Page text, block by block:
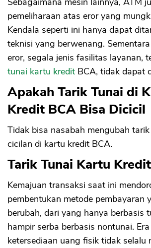
pemeliharaan atas eror yang
Kendala seperti ini hanya dapat
teknisi yang berwenang.
eror, segala jenis fasilitas layanan,
tunai kartu kredit BCA, tidak dapat
Apakah Tarik Tunai di
Kredit BCA Bisa Dicicil
Tidak bisa nasabah mengubah
cicilan di kartu kredit BCA.
Tarik Tunai Kartu Kredit
Kemajuan transaksi saat ini
pembentukan metode pembayaran
berubah, dari yang hanya berbasis
hampir serba berbasis nontunai.
ketersediaan uang fisik tidak selalu